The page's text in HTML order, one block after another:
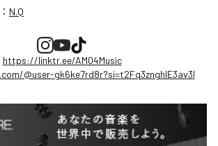
N.Q
https://linktr.ee/AM04Music
@user-gk6ke7rd8r?si=t2Fq3znghlE3av3l